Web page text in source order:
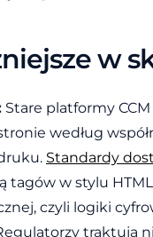
w
Stare platformy
według
Standardy
tagów w stylu
czyli logiki
traktują